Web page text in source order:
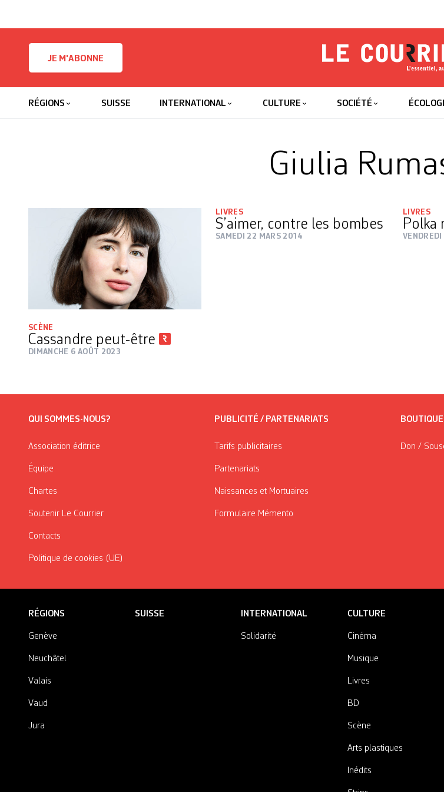
JE M'ABONNE
Le
RÉGIONS SUISSE INTERNATIONAL CULTURE SOCIÉTÉ
Giulia
SCÈNE
Cassandre peut-être
DIMANCHE 6 AOÛT 2023
LIVRES
S’aimer, contre les bombes
SAMEDI 22 MARS 2014
LIVRES
Polka
QUI SOMMES-NOUS?
Association éditrice
Équipe
Chartes
Soutenir Le Courrier
Contacts
Politique de cookies (UE)
PUBLICITÉ / PARTENARIATS
Tarifs publicitaires
Partenariats
Naissances et Mortuaires
Formulaire Mémento
BOUTIQUE
Don /
RÉGIONS
Genève
Neuchâtel
Valais
Vaud
Jura
SUISSE INTERNATIONAL
Solidarité
CULTURE
Cinéma
Musique
Livres
BD
Scène
Arts plastiques
Inédits